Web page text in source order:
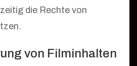
die Rechte von
von Filminhalten